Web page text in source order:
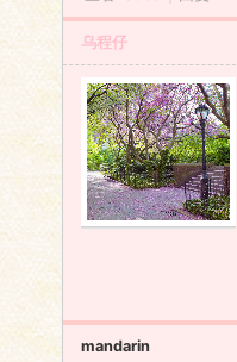
乌程仔
mandarin